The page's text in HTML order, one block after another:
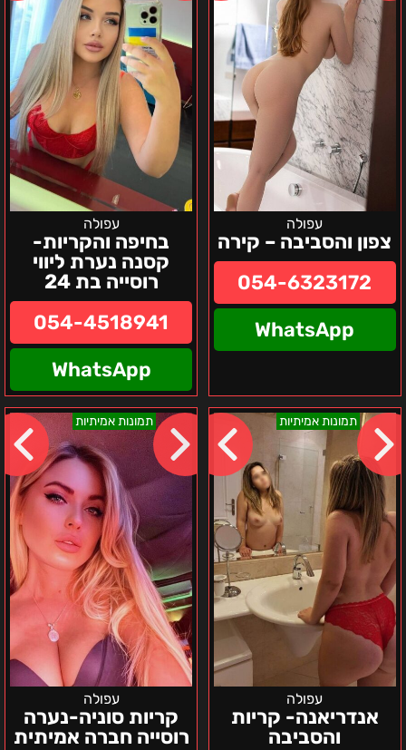
עפולה
צפון והסביבה – קירה
054-6323172
WhatsApp
עפולה
בחיפה והקריות-
קסנה נערת ליווי
רוסייה בת 24
054-4518941
WhatsApp
ליווי
רוסייה
בת
24
תמונות אמיתיות
עפולה
אנדריאנה- קריות
והסביבה
אנדריאנה-
קריות
והסביבה
תמונות אמיתיות
עפולה
קריות סוניה-נערה
רוסייה חברה אמיתית
קריות
סוניה-נערה
רוסייה
חברה
אמיתית